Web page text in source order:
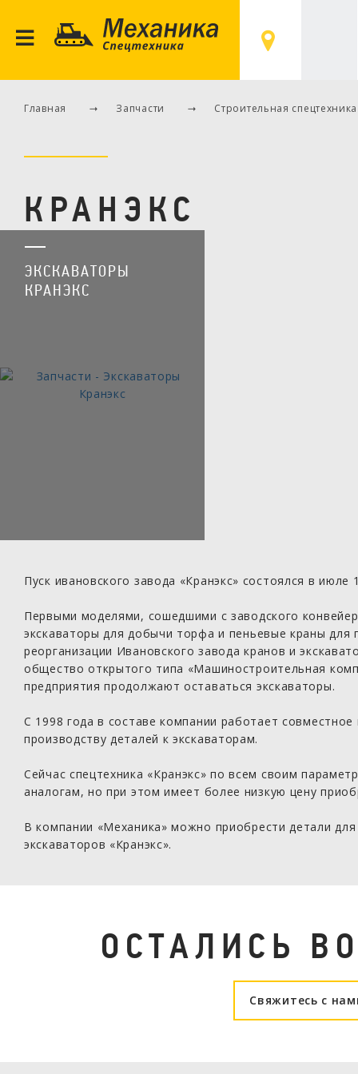
ГК «МЕХАНИКА»
Главная Запчасти Строительная спецтехника
КРАНЭКС
ЭКСКАВАТОРЫ
КРАНЭКС
Пуск ивановского завода «Кранэкс» состоялся в июле
Первыми моделями, сошедшими с заводского
экскаваторы для добычи торфа и пеньевые краны для
реорганизации Ивановского завода кранов и
общество открытого типа «Машиностроительная
предприятия продолжают оставаться экскаваторы.
С 1998 года в составе компании работает
производству деталей к экскаваторам.
Сейчас спецтехника «Кранэкс» по всем своим
аналогам, но при этом имеет более низкую цену
В компании «Механика» можно приобрести детали
экскаваторов «Кранэкс».
ОСТАЛИСЬ
Свяжитесь с